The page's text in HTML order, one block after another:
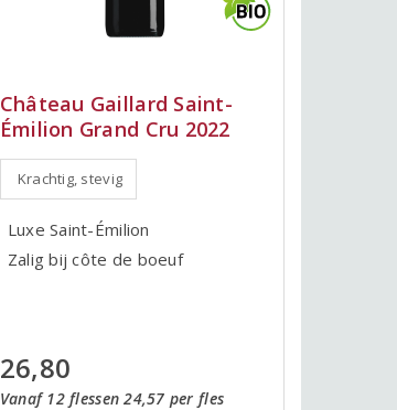
Château Gaillard Saint-
Émilion Grand Cru 2022
Krachtig, stevig
Luxe Saint-Émilion
Zalig bij côte de boeuf
26,80
Vanaf 12 flessen 24,57 per fles